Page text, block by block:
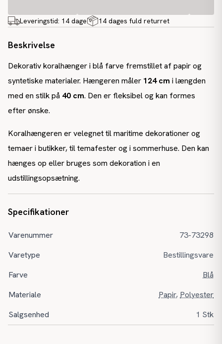
Leveringstid: 14 dage 14 dages fuld returret
Beskrivelse
Dekorativ koralhænger i blå farve fremstillet af papir og
syntetiske materialer. Hængeren måler 124 cm i længden
med en stilk på 40 cm. Den er fleksibel og kan formes
efter ønske.
Koralhængeren er velegnet til maritime dekorationer og
temaer i butikker, til temafester og i sommerhuse. Den kan
hænges op eller bruges som dekoration i en
udstillingsopsætning.
Specifikationer
Varenummer
73-73298
Varetype
Bestillingsvare
Farve
Blå
Materiale
Papir, Polyester
Salgsenhed
1 Stk